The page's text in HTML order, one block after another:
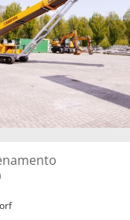
1.026 mm
aprox. 1.730 kg
outros: Toyota
6000-D Crown TSP
disponíveis,